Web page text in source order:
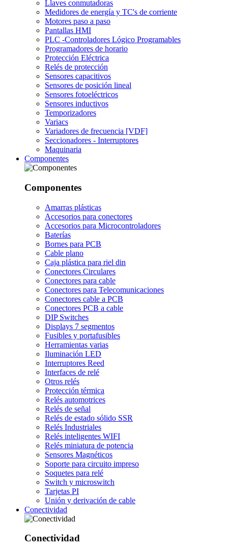
Llaves conmutadoras
Medidores de energía y TC's de corriente
Motores paso a paso
Pantallas HMI
PLC -Controladores Lógico Programables
Programadores de horario
Protección Eléctrica
Relés de protección
Sensores capacitivos
Sensores de posición lineal
Sensores fotoeléctricos
Sensores inductivos
Temporizadores
Variacs
Variadores de frecuencia [VDF]
Seccionadores - Interruptores
Maquinaria
Componentes
Componentes
Amarras plásticas
Accesorios para conectores
Accesorios para Microcontroladores
Baterías
Bornes para PCB
Cable plano
Caja plástica para riel din
Conectores Circulares
Conectores para cable
Conectores para Telecomunicaciones
Conectores cable a PCB
Conectores PCB a cable
DIP Switches
Displays 7 segmentos
Fusibles y portafusibles
Herramientas varias
Iluminación LED
Interruptores Reed
Interfaces de relé
Otros relés
Protección térmica
Relés automotrices
Relés de señal
Relés de estado sólido SSR
Relés Industriales
Relés inteligentes WIFI
Relés miniatura de potencia
Sensores Magnéticos
Soporte para circuito impreso
Soquetes para relé
Switch y microswitch
Tarjetas PI
Unión y derivación de cable
Conectividad
Conectividad